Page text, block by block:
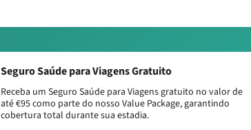
Seguro Saúde para Viagens Gratuito
Receba um Seguro Saúde para Viagens gratuito no valor de
até €95 como parte do nosso Value Package, garantindo
cobertura total durante sua estadia.